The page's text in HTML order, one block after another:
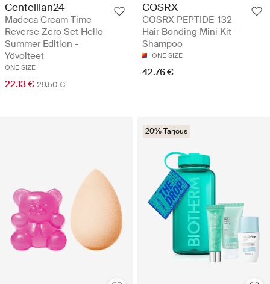
Centellian24
Madeca Cream Time
Reverse Zero Set Hello
Summer Edition -
Yövoiteet
ONE SIZE
22.13 € 29.50 €
COSRX
COSRX PEPTIDE-132
Hair Bonding Mini Kit -
Shampoo
ONE SIZE
42.76 €
20% Tarjous